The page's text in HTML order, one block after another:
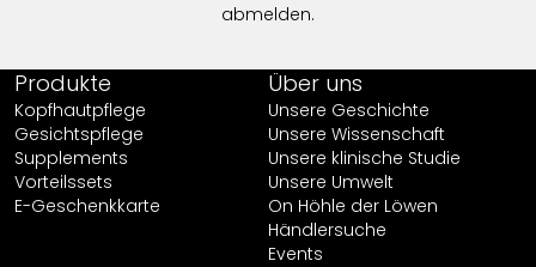
abmelden.
Produkte
Kopfhautpflege
Gesichtspflege
Supplements
Vorteilssets
E-Geschenkkarte
Über uns
Unsere Geschichte
Unsere Wissenschaft
Unsere klinische Studie
Unsere Umwelt
On Höhle der Löwen
Händlersuche
Events